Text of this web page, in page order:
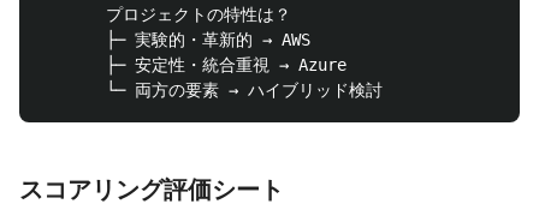
プロジェクトの特性は？
├─ 実験的・革新的 → AWS
├─ 安定性・統合重視 → Azure
スコアリング評価シート